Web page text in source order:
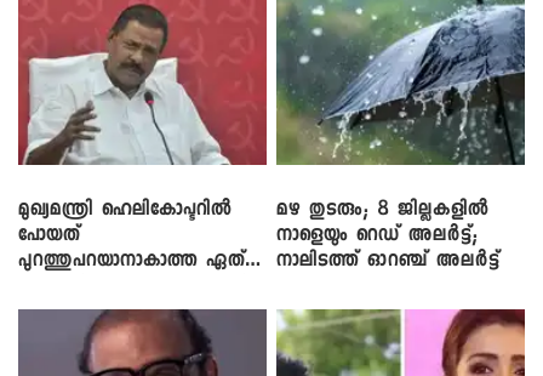
മുഖ്യമന്ത്രി ഹെലികോപ്ടറിൽ
പോയത്
പുറത്തുപറയാനാകാത്ത ഏത്
മഴ തുടരും; 8 ജില്ലകളിൽ
നാളെയും റെഡ് അലർട്ട്;
നാലിടത്ത് ഓറഞ്ച് അലർട്ട്